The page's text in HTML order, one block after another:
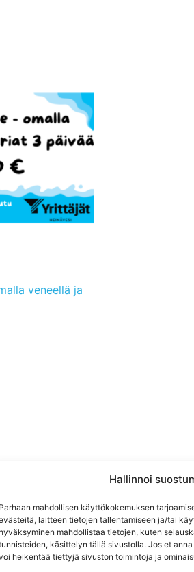
Hallinnoi
Parhaan mahdollisen käyttökokemuksen
laitteen tietojen tallentamiseen ja/tai
hyväksyminen mahdollistaa tietojen, kuten
käsittelyn tällä sivustolla. Jos et
heikentää tiettyjä sivuston toimintoja ja
veneellä ja